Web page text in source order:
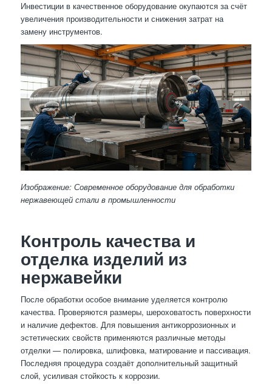
Инвестиции в качественное оборудование окупаются за счёт
увеличения производительности и снижения затрат на
замену инструментов.
Изображение: Современное оборудование для обработки
нержавеющей стали в промышленности
Контроль качества и
отделка изделий из
нержавейки
После обработки особое внимание уделяется контролю
качества. Проверяются размеры, шероховатость поверхности
и наличие дефектов. Для повышения антикоррозионных и
эстетических свойств применяются различные методы
отделки — полировка, шлифовка, матирование и пассивация.
Последняя процедура создаёт дополнительный защитный
слой, усиливая стойкость к коррозии.